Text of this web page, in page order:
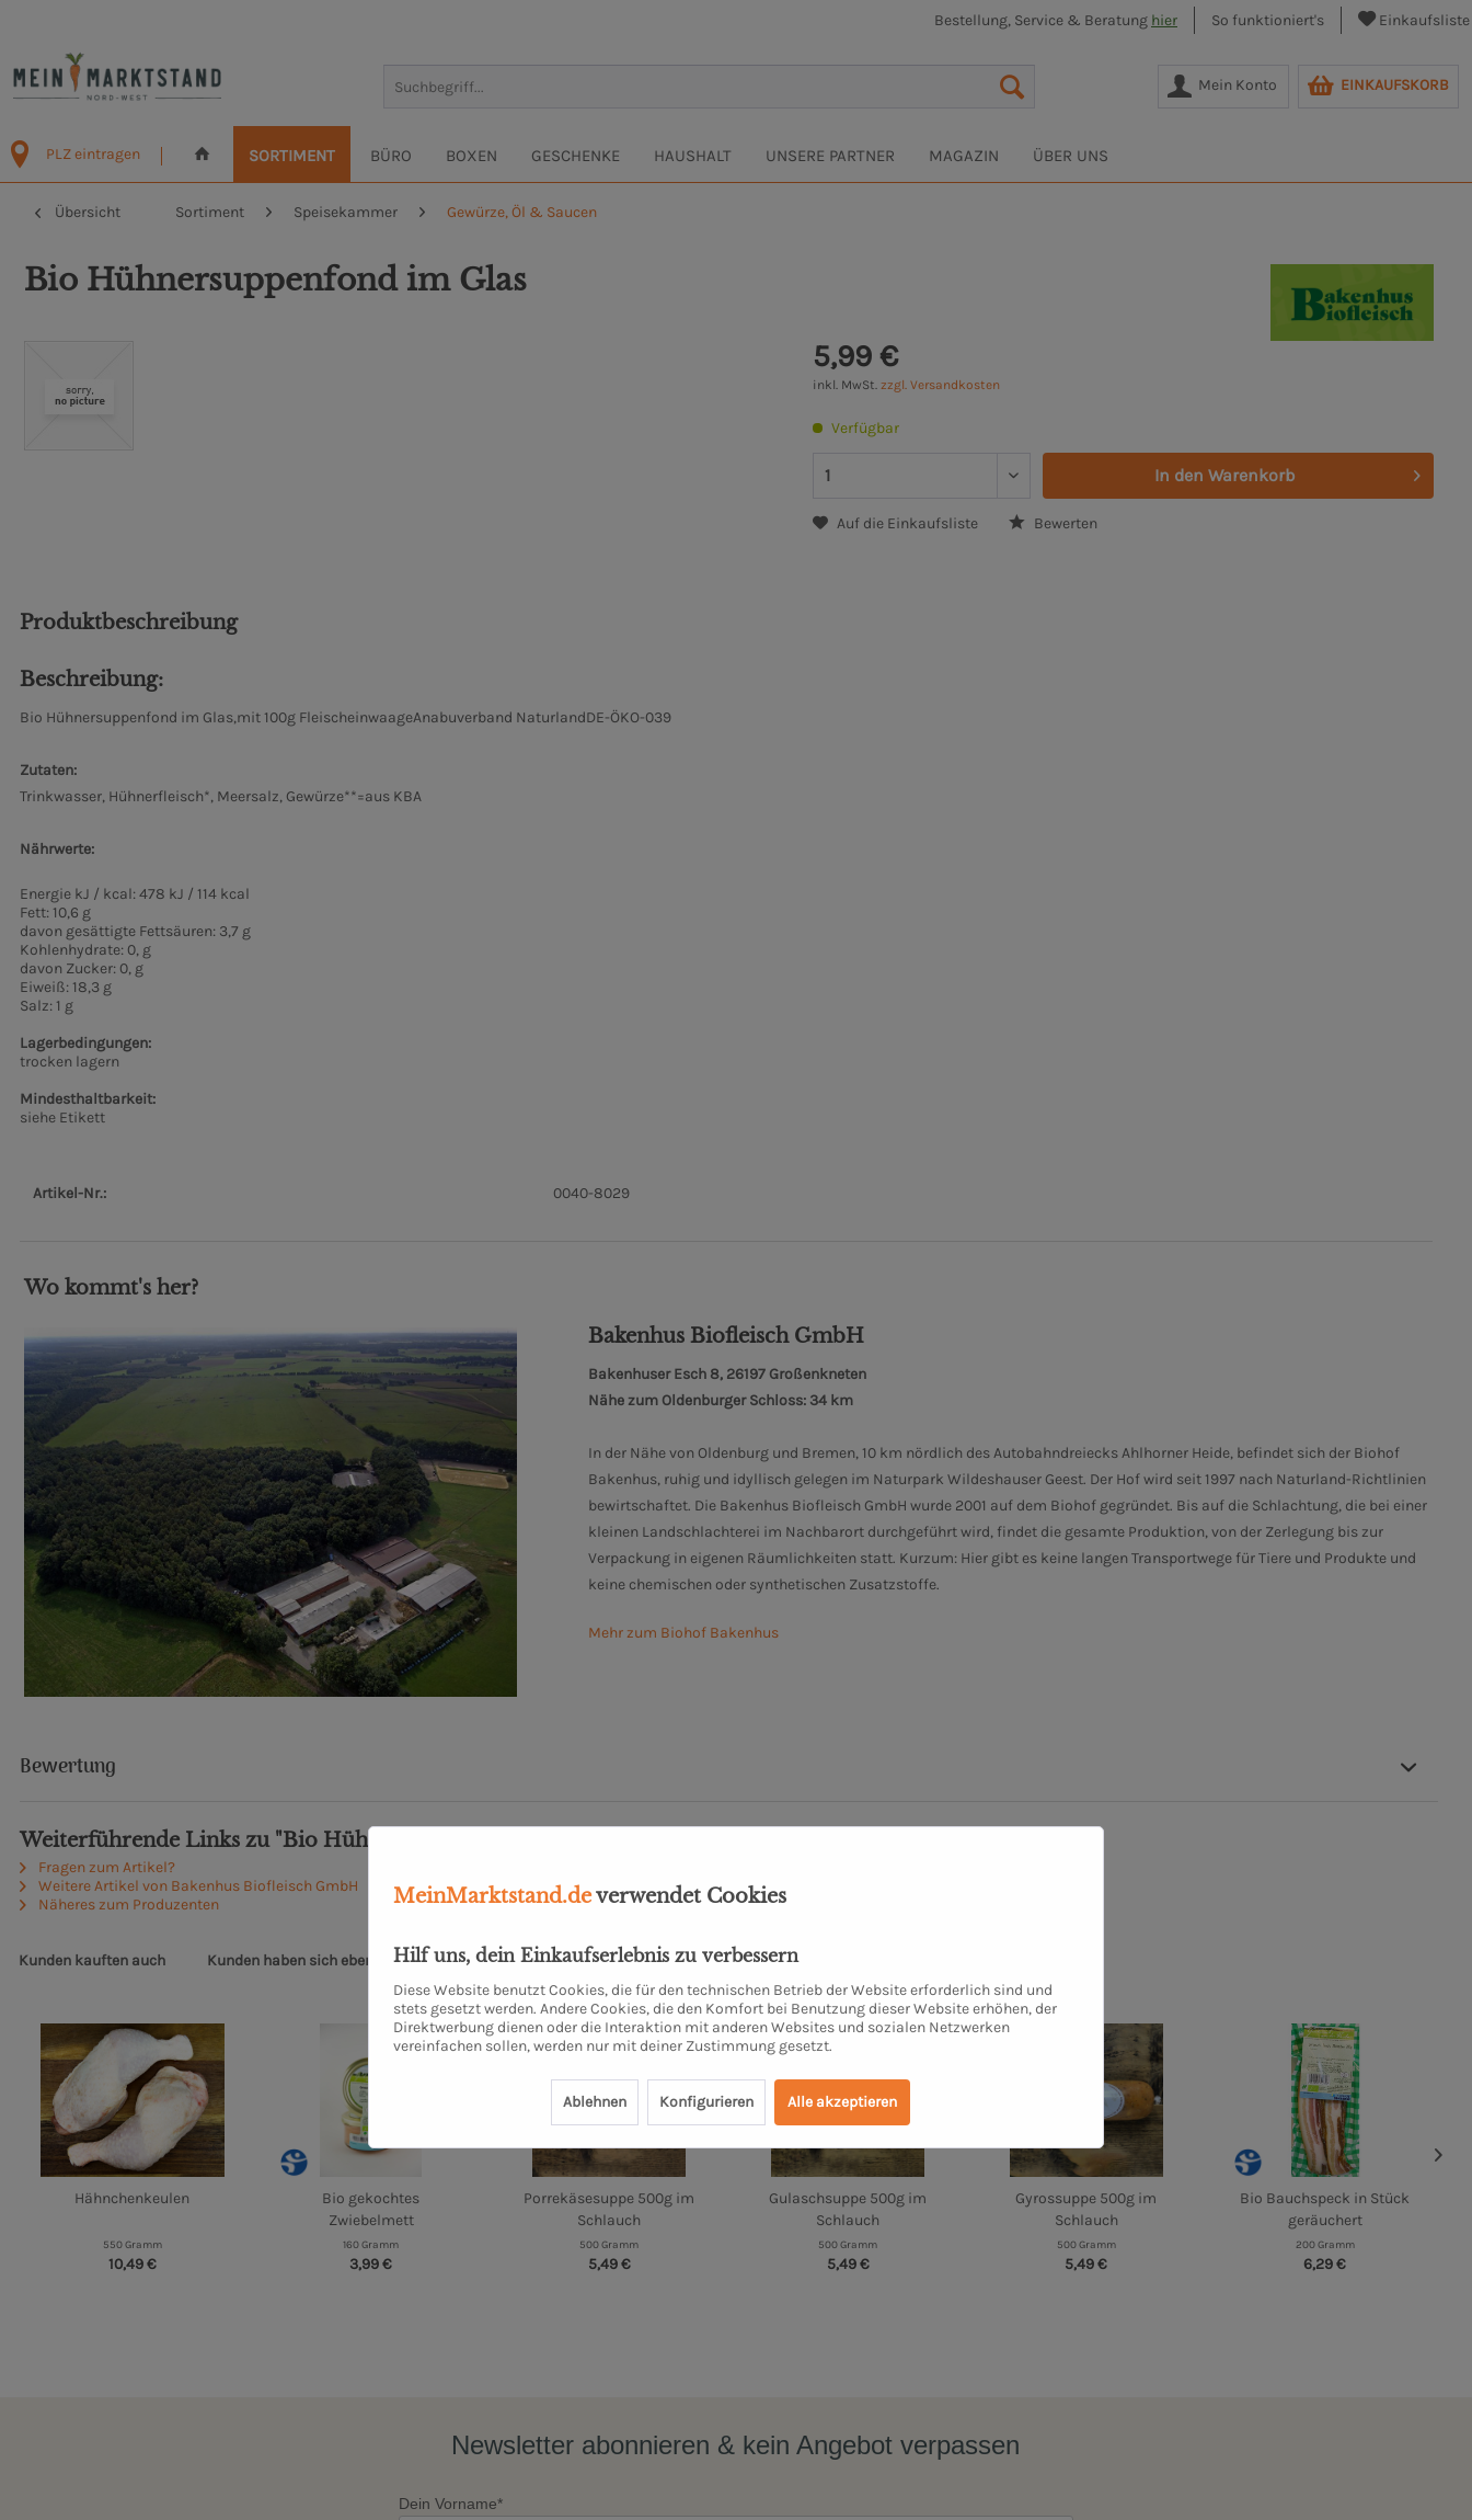
Bestellung, Service & Beratung hier So funktioniert's Einkaufsliste
Mein Konto EINKAUFSKORB
PLZ eintragen SORTIMENT BÜRO BOXEN GESCHENKE HAUSHALT UNSERE PARTNER MAGAZIN ÜBER UNS
Übersicht Sortiment Speisekammer Gewürze, Öl & Saucen
Bio Hühnersuppenfond im Glas
5,99 €
inkl. MwSt.zzgl. Versandkosten
Verfügbar
In den Warenkorb
Auf die Einkaufsliste Bewerten
Produktbeschreibung
Beschreibung:
Bio Hühnersuppenfond im Glas,mit 100g FleischeinwaageAnabuverband NaturlandDE-ÖKO-039
Zutaten:
Trinkwasser, Hühnerfleisch*, Meersalz, Gewürze**=aus KBA
Nährwerte:
Energie kJ / kcal: 478 kJ / 114 kcal
Fett:10,6 g
davon gesättigte Fettsäuren: 3,7 g
Kohlenhydrate: 0, g
davon Zucker: 0, g
Eiweiß: 18,3 g
Salz:1 g
Lagerbedingungen:
trocken lagern
Mindesthaltbarkeit:
siehe Etikett
Artikel-Nr.: 0040-8029
Wo kommt's her?
Bakenhus Biofleisch GmbH
Bakenhuser Esch 8, 26197 Großenkneten
Nähe zum Oldenburger Schloss: 34 km
In der Nähe von Oldenburg und Bremen, 10 km nördlich des Autobahndreiecks Ahlhorner Heide, befindet sich der Biohof
Bakenhus, ruhig und idyllisch gelegen im Naturpark Wildeshauser Geest. Der Hof wird seit 1997 nach Naturland-Richtlinien
bewirtschaftet. Die Bakenhus Biofleisch GmbH wurde 2001 auf dem Biohof gegründet. Bis auf die Schlachtung, die bei einer
kleinen Landschlachterei im Nachbarort durchgeführt wird, findet die gesamte Produktion, von der Zerlegung bis zur
Verpackung in eigenen Räumlichkeiten statt. Kurzum: Hier gibt es keine langen Transportwege für Tiere und Produkte und
keine chemischen oder synthetischen Zusatzstoffe.
Mehr zum Biohof Bakenhus
Bewertung
Weiterführende Links zu "Bio Hühnersuppenfond im Glas"
Fragen zum Artikel?
Weitere Artikel von Bakenhus Biofleisch GmbH
Näheres zum Produzenten
Kunden kauften auch Kunden haben sich ebenfalls angesehen
Hähnchenkeulen
550 Gramm
10,49 €
Bio gekochtes
Zwiebelmett
160 Gramm
3,99 €
Porrekäsesuppe 500g im
Schlauch
500 Gramm
5,49 €
Gulaschsuppe 500g im
Schlauch
500 Gramm
5,49 €
Gyrossuppe 500g im
Schlauch
500 Gramm
5,49 €
Bio Bauchspeck in Stück
geräuchert
200 Gramm
6,29 €
Newsletter abonnieren & kein Angebot verpassen
Dein Vorname*
MeinMarktstand.deverwendet Cookies
Hilf uns, dein Einkaufserlebnis zu verbessern
Diese Website benutzt Cookies, die für den technischen Betrieb der Website erforderlich sind und
stets gesetzt werden. Andere Cookies, die den Komfort bei Benutzung dieser Website erhöhen, der
Direktwerbung dienen oder die Interaktion mit anderen Websites und sozialen Netzwerken
vereinfachen sollen, werden nur mit deiner Zustimmung gesetzt.
Ablehnen Konfigurieren Alle akzeptieren